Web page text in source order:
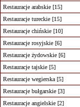
Restauracje arabskie [15]
Restauracje tureckie [15]
Restauracje chińskie [10]
Restauracje rosyjskie [6]
Restauracje żydowskie [6]
Restauracje tajskie [5]
Restauracje wegierska [5]
Restauracje bułgarskie [3]
Restauracje angielskie [2]